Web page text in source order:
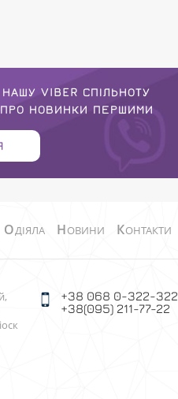
VIBER СПІЛЬНОТУ
ПРО НОВИНКИ ПЕРШИМИ
ОДІЯЛА НОВИНИ КОНТАКТИ
+38 068 0-322-322
+38(095) 211-77-22